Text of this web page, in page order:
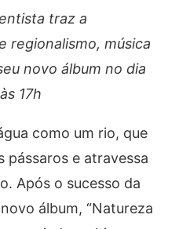
traz a
regionalismo, música
novo álbum no dia
17h
como um rio, que
pássaros e atravessa
Após o sucesso da
álbum, “Natureza